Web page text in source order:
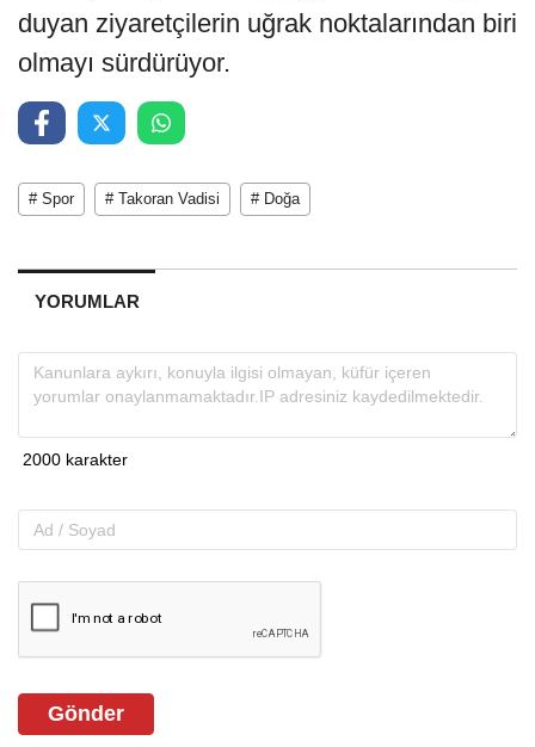
duyan ziyaretçilerin uğrak noktalarından biri
olmayı sürdürüyor.
# Spor # Takoran Vadisi # Doğa
YORUMLAR
Gönder